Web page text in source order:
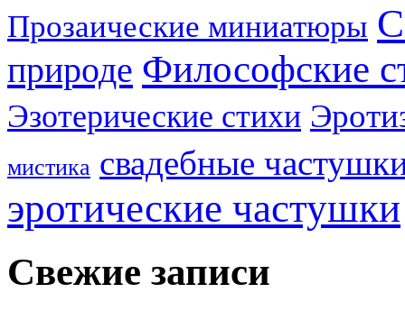
Прозаические миниатюры
природе Философские
Эзотерические стихи
мистика свадебные
эротические частушки
Свежие записи